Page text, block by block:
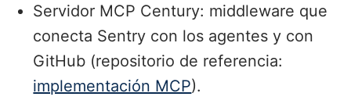
Servidor MCP Century: middleware que
conecta Sentry con los agentes y con
GitHub (repositorio de referencia:
implementación MCP).